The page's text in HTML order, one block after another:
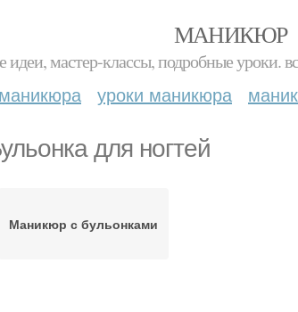
МАНИКЮР
идеи, мастер-классы, подробные уроки.
уроки маникюра
для ногтей
Маникюр с бульонками